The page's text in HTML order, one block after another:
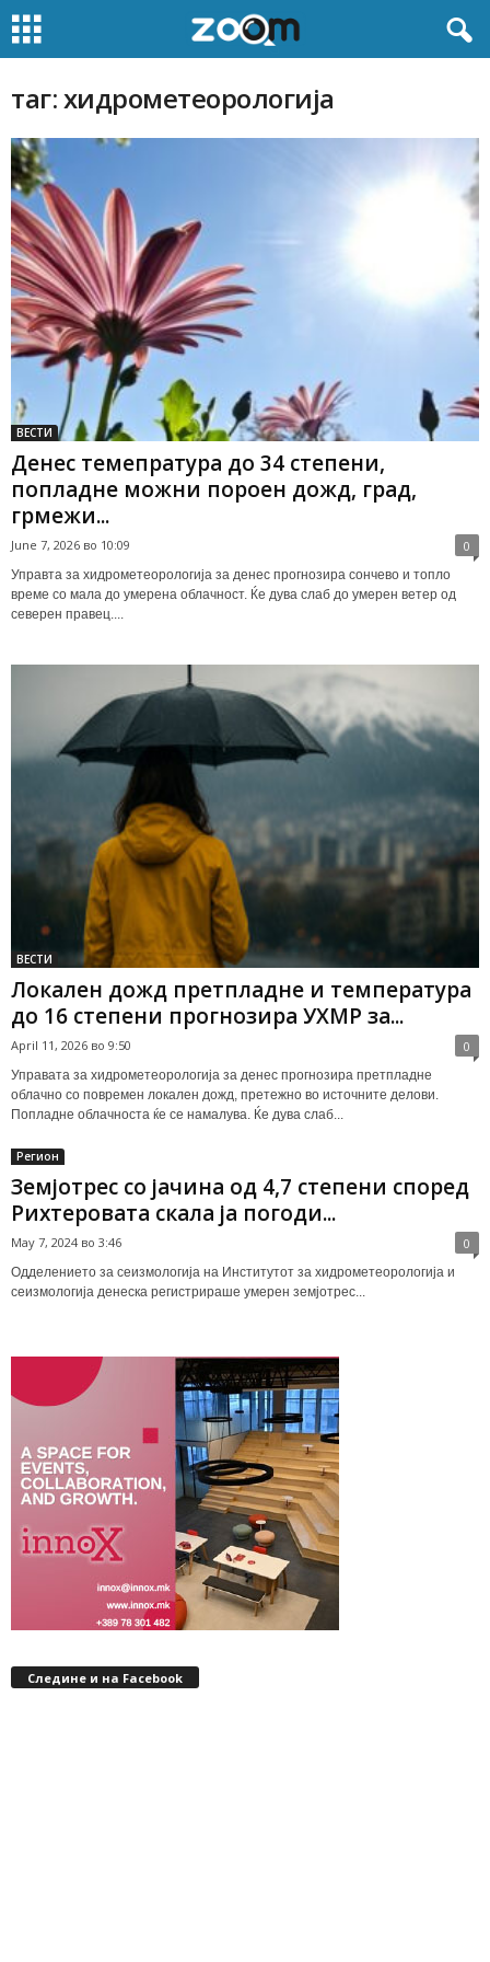
таг: хидрометеорологија
ВЕСТИ
Денес темепратура до 34 степени,
попладне можни пороен дожд, град,
грмежи...
June 7, 2026 во 10:09 0
Управта за хидрометеорологија за денес прогнозира сончево и топло
време со мала до умерена облачност. Ќе дува слаб до умерен ветер од
северен правец....
ВЕСТИ
Локален дожд претпладне и температура
до 16 степени прогнозира УХМР за...
April 11, 2026 во 9:50 0
Управата за хидрометеорологија за денес прогнозира претпладне
облачно со повремен локален дожд, претежно во источните делови.
Попладне облачноста ќе се намалува. Ќе дува слаб...
Регион
Земјотрес со јачина од 4,7 степени според
Рихтеровата скала ја погоди...
May 7, 2024 во 3:46 0
Одделението за сеизмологија на Институтот за хидрометеорологија и
сеизмологија денеска регистрираше умерен земјотрес...
Следине и на Facebook